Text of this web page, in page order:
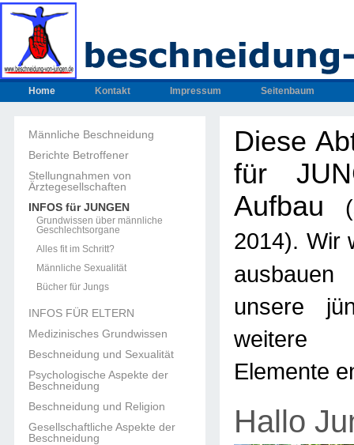
Home Kontakt Impressum Seitenbaum
Männliche Beschneidung
Berichte Betroffener
Stellungnahmen von
Ärztegesellschaften
INFOS für JUNGEN
Grundwissen über männliche
Geschlechtsorgane
Alles fit im Schritt?
Männliche Sexualität
Bücher für Jungs
INFOS FÜR ELTERN
Medizinisches Grundwissen
Beschneidung und Sexualität
Psychologische Aspekte der
Beschneidung
Beschneidung und Religion
Gesellschaftliche Aspekte der
Beschneidung
Diese
für
Aufbau
2014). Wir
unsere
weitere
Elemente
Hallo